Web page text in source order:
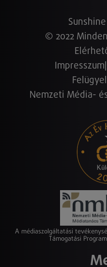
© 2022
Impresszum
Nemzeti Média-
A médiaszolgáltatási
Támogatási